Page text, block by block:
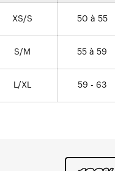
XS/S 50 à 55
S/M 55 à 59
L/XL 59 - 63